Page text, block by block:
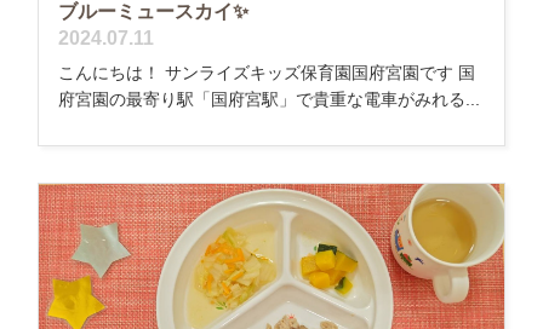
ブルーミュースカイ✨
2024.07.11
こんにちは！ サンライズキッズ保育園国府宮園です 国
府宮園の最寄り駅「国府宮駅」で貴重な電車がみれる...